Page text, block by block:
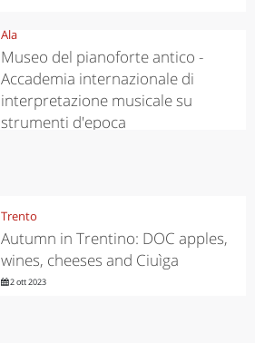
Ala
Museo del pianoforte antico -
Accademia internazionale di
interpretazione musicale su
strumenti d'epoca
Trento
Autumn in Trentino: DOC apples,
wines, cheeses and Ciuìga
2 ott 2023